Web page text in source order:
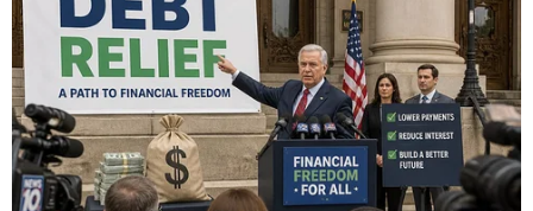
kinh doanh điện, bao gồm: Chênh lệch tỷ giá
trong thực hiện hợp đồng mua bán điện; lỗ hoạt
động sản xuất kinh doanh điện; các chi phí khác
chưa được tính vào giá bán lẻ điện nhưng được
xác định trong báo cáo tài chính đã được kiểm
toán.